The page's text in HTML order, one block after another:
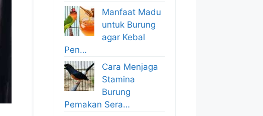
Manfaat Madu
untuk Burung
agar Kebal
Pen…
Cara Menjaga
Stamina
Burung
Pemakan Sera…